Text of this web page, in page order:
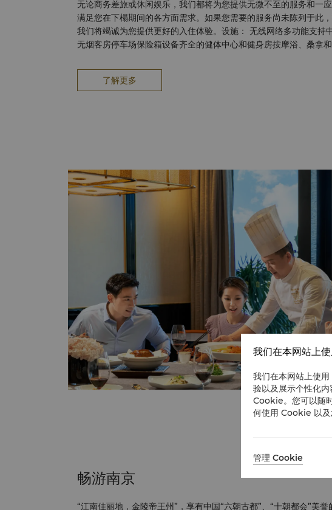
无论商务差旅或休闲娱乐，我们都将为您提供无微不至的服务和一应
满足您在下榻期间的各方面需求。如果您需要的服务尚未陈列于此，
我们将竭诚为您提供更好的入住体验。设施： 无线网络多功能支持
无烟客房停车场保险箱设备齐全的健体中心和健身房按摩浴、桑拿
速递服务快捷入住及退房服务洗衣服务旅行与交通： 机票服务机场
务火车票服务出租车及豪华轿车服务商铺： 花店外币兑换柜台礼品
了解更多
畅游南京
“江南佳丽地，金陵帝王州”，享有中国“六朝古都”、“十朝都会”美
我们在本网站上
我们在本网站上使
验以及展示个性化
Cookie。您可以随
何使用 Cookie 以
管理 Cookie